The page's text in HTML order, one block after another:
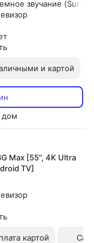
звучание
и картой
дом
Max [55", 4K Ultra
TV]
картой